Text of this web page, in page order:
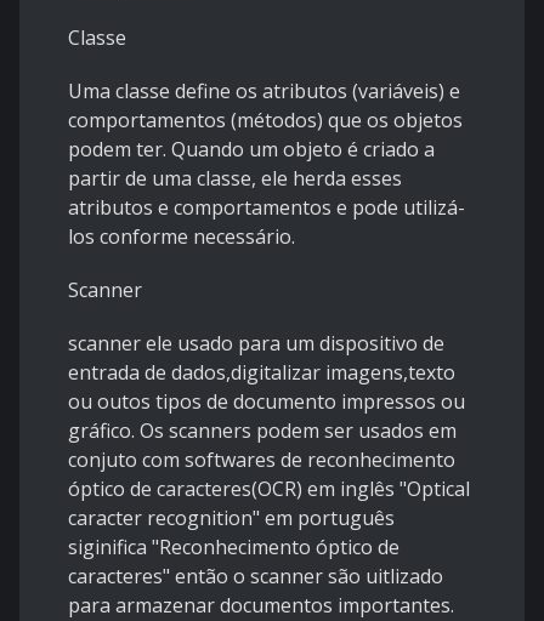
Classe
Uma classe define os atributos (variáveis) e
comportamentos (métodos) que os objetos
podem ter. Quando um objeto é criado a
partir de uma classe, ele herda esses
atributos e comportamentos e pode utilizá-
los conforme necessário.
Scanner
scanner ele usado para um dispositivo de
entrada de dados,digitalizar imagens,texto
ou outos tipos de documento impressos ou
gráfico. Os scanners podem ser usados em
conjuto com softwares de reconhecimento
óptico de caracteres(OCR) em inglês "Optical
caracter recognition" em português
siginifica "Reconhecimento óptico de
caracteres" então o scanner são uitlizado
para armazenar documentos importantes.